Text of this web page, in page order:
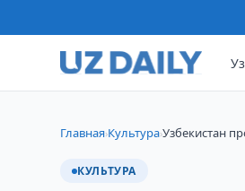
Главная›Культура›Узбекистан
КУЛЬТУРА